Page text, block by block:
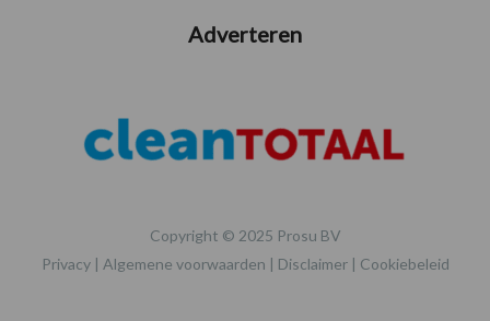
Adverteren
Copyright © 2025 Prosu BV
Privacy| Algemene voorwaarden | Disclaimer| Cookiebeleid